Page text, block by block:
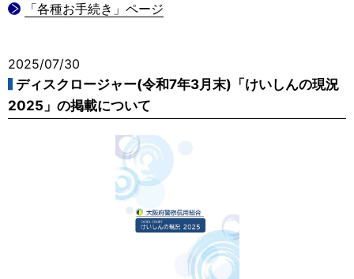
「各種お手続き」ページ
2025/07/30
ディスクロージャー(令和7年3月末)「けいしんの現況
2025」の掲載について